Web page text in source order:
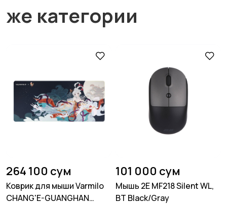
же категории
264 100 сум
Коврик для мыши Varmilo
CHANG'E-GUANGHAN
101 000 сум
Мышь 2E MF218 Silent WL,
BT Black/Gray